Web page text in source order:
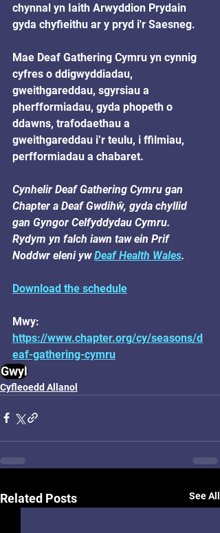
chynnal yn Iaith Arwyddion Prydain
gyda chyfieithu ar y pryd i'r Saesneg.
Mae Deaf Gathering Cymru yn cynnig
cyfres o ddigwyddiadau,
gweithgareddau, sgyrsiau a
pherfformiadau, gyda phopeth o
ddawns, trafodaethau a
gweithgareddau i’r teulu, i ffilmiau,
perfformiadau a chabaret.
Cynhelir Deaf Gathering Cymru gan
Chapter a Deaf Gwdihŵ, gyda chyllid
gan Gyngor Celfyddydau Cymru.
Rydym yn falch iawn taw ein Prif
Noddwr eleni yw Deaf Health Wales.
Download the schedule
Mwy:
https://www.chapter.org/cy/seasons/d
eaf-gathering-cymru
Gwyl
Cyfleoedd Allanol
Related Posts See All